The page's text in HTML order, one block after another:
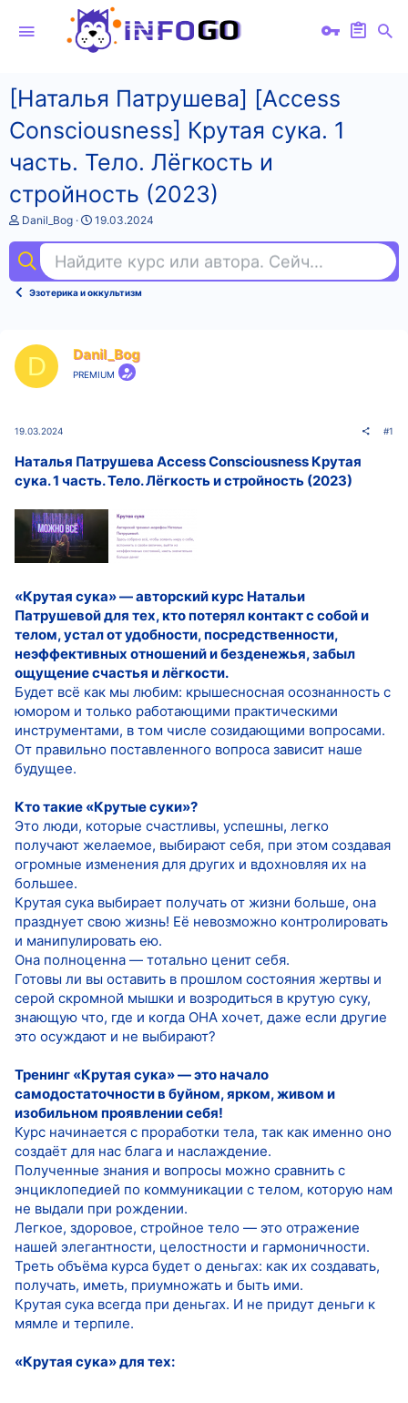
[Наталья Патрушева] [Access
Consciousness] Крутая сука. 1
часть. Тело. Лёгкость и
стройность (2023)
А
т
о
т
Danil_Bog
Д
а
н
а
а
19.03.2024
Найдите курс или автора. Сейчас ищут
Эзотерика и оккультизм
D Danil_Bog
PREMIUM
19.03.2024 #1
Наталья Патрушева Access Consciousness Крутая
сука. 1 часть. Тело. Лёгкость и стройность (2023)
«Крутая сука» — авторский курс Натальи
Патрушевой для тех, кто потерял контакт с собой и
телом, устал от удобности, посредственности,
неэффективных отношений и безденежья, забыл
ощущение счастья и лёгкости.
Будет всё как мы любим: крышесносная осознанность с
юмором и только работающими практическими
инструментами, в том числе созидающими вопросами.
От правильно поставленного вопроса зависит наше
будущее.
Кто такие «Крутые суки»?
Это люди, которые счастливы, успешны, легко
получают желаемое, выбирают себя, при этом создавая
огромные изменения для других и вдохновляя их на
большее.
Крутая сука выбирает получать от жизни больше, она
празднует свою жизнь! Её невозможно контролировать
и манипулировать ею.
Она полноценна — тотально ценит себя.
Готовы ли вы оставить в прошлом состояния жертвы и
серой скромной мышки и возродиться в крутую суку,
знающую что, где и когда ОНА хочет, даже если другие
это осуждают и не выбирают?
Тренинг «Крутая сука» — это начало
самодостаточности в буйном, ярком, живом и
изобильном проявлении себя!
Курс начинается с проработки тела, так как именно оно
создаёт для нас блага и наслаждение.
Полученные знания и вопросы можно сравнить с
энциклопедией по коммуникации с телом, которую нам
не выдали при рождении.
Легкое, здоровое, стройное тело — это отражение
нашей элегантности, целостности и гармоничности.
Треть объёма курса будет о деньгах: как их создавать,
получать, иметь, приумножать и быть ими.
Крутая сука всегда при деньгах. И не придут деньги к
мямле и терпиле.
«Крутая сука» для тех: